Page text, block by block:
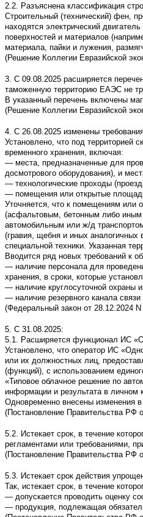
2.2. Разъяснена классификация
Строительный (технический) фен,
находятся электрический
поверхностей и материалов
материала, пайки и лужения,
(Решение Коллегии Евразийской
3. С 09.08.2025 расширяется
таможенную территорию ЕАЭС не
В указанный перечень включены
(Решение Коллегии Евразийской
4. С 26.08.2025 изменены
Установлено, что под территорией
временного хранения, включая:
— места, предназначенные для
досмотрового оборудования), и
— технологические проходы
— помещения или открытые
Уточняется, что к помещениям или
(асфальтовым, бетонным либо иным
автомобильным или ж/д
(гравия, щебня и иных аналогичных
специальной техники. Указанная
Вводится ряд новых требований к
— наличие персонала для
хранения, в сроки, которые
— наличие круглосуточной охраны
— наличие резервного канала связи
(Федеральный закон от 28.12.2024
5. С 31.08.2025:
5.1. Расширяется функционал ИС
Установлено, что оператор ИС
или их должностных лиц,
(функций), с использованием
«Типовое облачное решение по
информации и результата в личном
Одновременно внесены изменения
(Постановление Правительства РФ
5.2. Истекает срок, в течение
регламентами или требованиями,
(Постановление Правительства РФ
5.3. Истекает срок действия
Так, истекает срок, в течение
— допускается проводить оценку
— продукция, подлежащая